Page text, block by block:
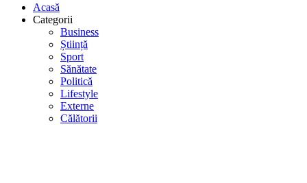
Acasă
Categorii
Business
Știință
Sport
Sănătate
Politică
Lifestyle
Externe
Călătorii